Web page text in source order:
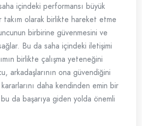
içindeki performansı büyük
olarak birlikte hareket etme
birbirine güvenmesini ve
Bu da saha içindeki iletişimi
birlikte çalışma yeteneğini
arkadaşlarının ona güvendiğini
daha kendinden emin bir
da başarıya giden yolda önemli